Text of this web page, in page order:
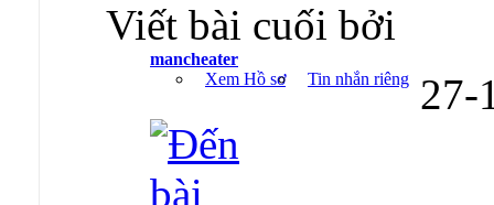
Viết bài cuối bởi
mancheater
Xem Hồ sơ
Tin nhắn riêng 27-